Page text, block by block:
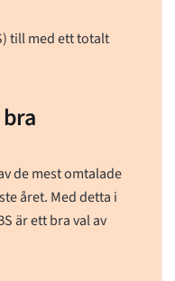
tillmed ett totalt
de mest omtalade
året. Med detta i
är ett bra val av